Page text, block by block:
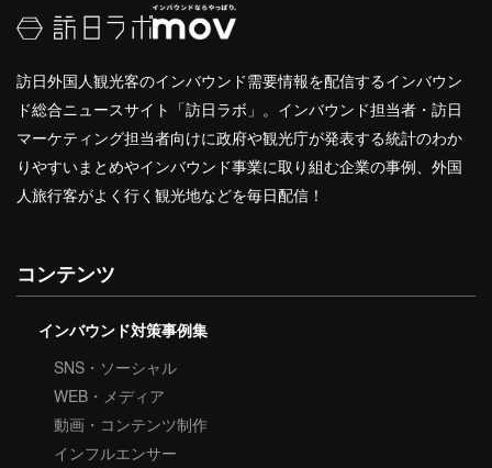
訪日外国人観光客のインバウンド需要情報を配信するインバウン
ド総合ニュースサイト「訪日ラボ」。インバウンド担当者・訪日
マーケティング担当者向けに政府や観光庁が発表する統計のわか
りやすいまとめやインバウンド事業に取り組む企業の事例、外国
人旅行客がよく行く観光地などを毎日配信！
コンテンツ
インバウンド対策事例集
SNS・ソーシャル
WEB・メディア
動画・コンテンツ制作
インフルエンサー